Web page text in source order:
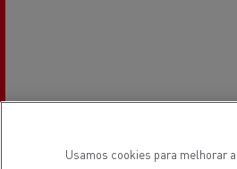
Usamos cookies para melhorar